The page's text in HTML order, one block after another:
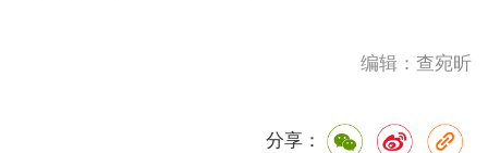
编辑：查宛昕
分享：